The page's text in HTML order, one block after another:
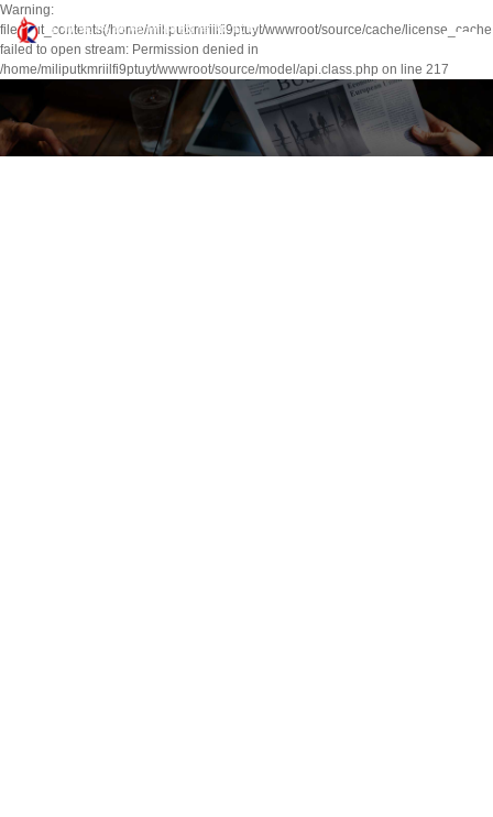
Warning:
file_put_contents(/home/miliputkmriilfi9ptuyt/wwwroot/source/cache/
failed to open stream: Permission denied in
/home/miliputkmriilfi9ptuyt/wwwroot/source/model/api.class.php on line 217